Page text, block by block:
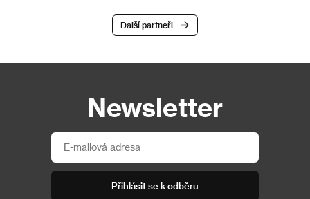
Další partneři
Newsletter
Přihlásit se k odběru